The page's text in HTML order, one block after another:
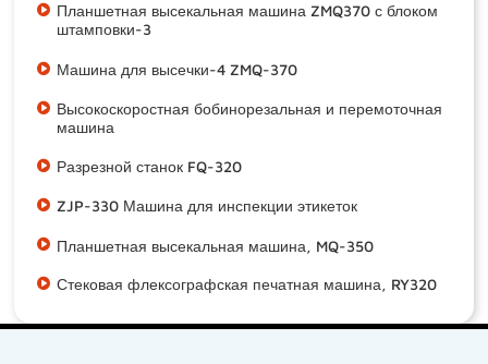
Планшетная высекальная машина ZMQ370 с блоком
штамповки-3
Машина для высечки-4 ZMQ-370
Высокоскоростная бобинорезальная и перемоточная
машина
Разрезной станок FQ-320
ZJP-330 Машина для инспекции этикеток
Планшетная высекальная машина, MQ-350
Стековая флексографская печатная машина, RY320